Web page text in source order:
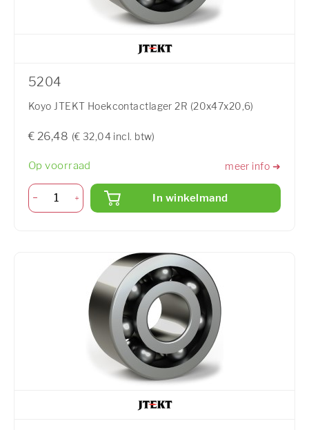
5204
Koyo JTEKT Hoekcontactlager 2R (20x47x20,6)
€ 26,48 (€ 32,04 incl. btw)
Op voorraad meer info ➜
In winkelmand